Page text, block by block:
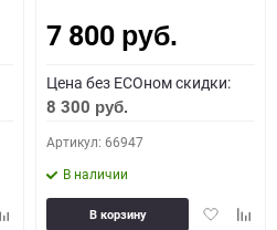
7 800 руб.
Цена без ECOном скидки:
8 300 руб.
Артикул: 66947
В наличии
Добавить
В корзину